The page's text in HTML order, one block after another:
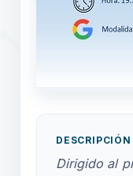
DESCRIPCIÓN
Dirigido al